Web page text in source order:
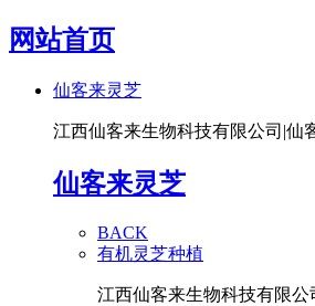
网站首页
仙客来灵芝
江西仙客来生物科技有限公司|仙
仙客来灵芝
BACK
有机灵芝种植
江西仙客来生物科技有限公